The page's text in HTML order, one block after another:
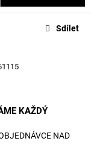
Sdílet
KAŽDÝ
NAD